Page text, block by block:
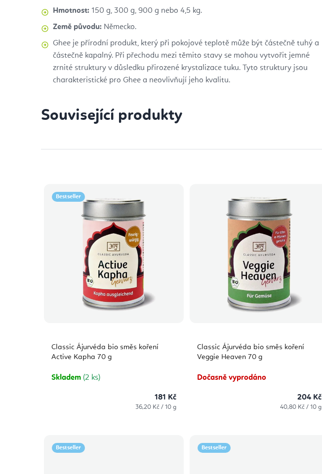
Hmotnost: 150 g, 300 g, 900 g nebo 4,5 kg.
Země původu: Německo.
Ghee je přírodní produkt, který při pokojové teplotě může být částečně tuhý a
částečně kapalný. Při přechodu mezi těmito stavy se mohou vytvořit jemné
zrnité struktury v důsledku přirozené krystalizace tuku. Tyto struktury jsou
charakteristické pro Ghee a neovlivňují jeho kvalitu.
Související produkty
Bestseller
Classic Ájurvéda bio směs koření
Active Kapha 70 g
Skladem (2 ks)
181 Kč
Měrná
36,20 Kč / 10 g
Classic Ájurvéda bio směs koření
Veggie Heaven 70 g
Dočasně vyprodáno
204 Kč
Měrná
40,80 Kč / 10 g
Bestseller Bestseller